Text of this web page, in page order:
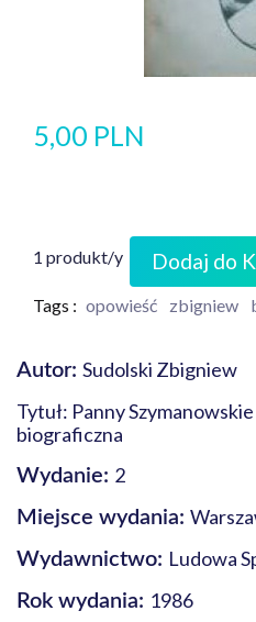
5,00 PLN
1 produkt/y Dodaj do
Tags : opowieść zbigniew
Autor: Sudolski Zbigniew
Tytuł: Panny
biograficzna
Wydanie: 2
Miejsce wydania:
Wydawnictwo: Ludowa
Rok wydania: 1986